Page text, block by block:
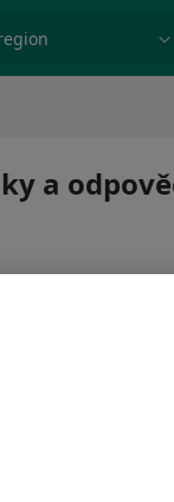
a
Pokud to